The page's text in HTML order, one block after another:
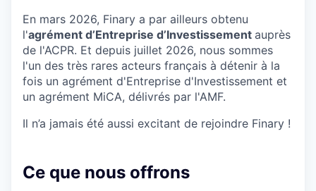
En mars 2026, Finary a par ailleurs obtenu
l'agrément d’Entreprise d’Investissement auprès
de l'ACPR. Et depuis juillet 2026, nous sommes
l'un des très rares acteurs français à détenir à la
fois un agrément d'Entreprise d'Investissement et
un agrément MiCA, délivrés par l'AMF.
Il n’a jamais été aussi excitant de rejoindre Finary !
Ce que nous offrons